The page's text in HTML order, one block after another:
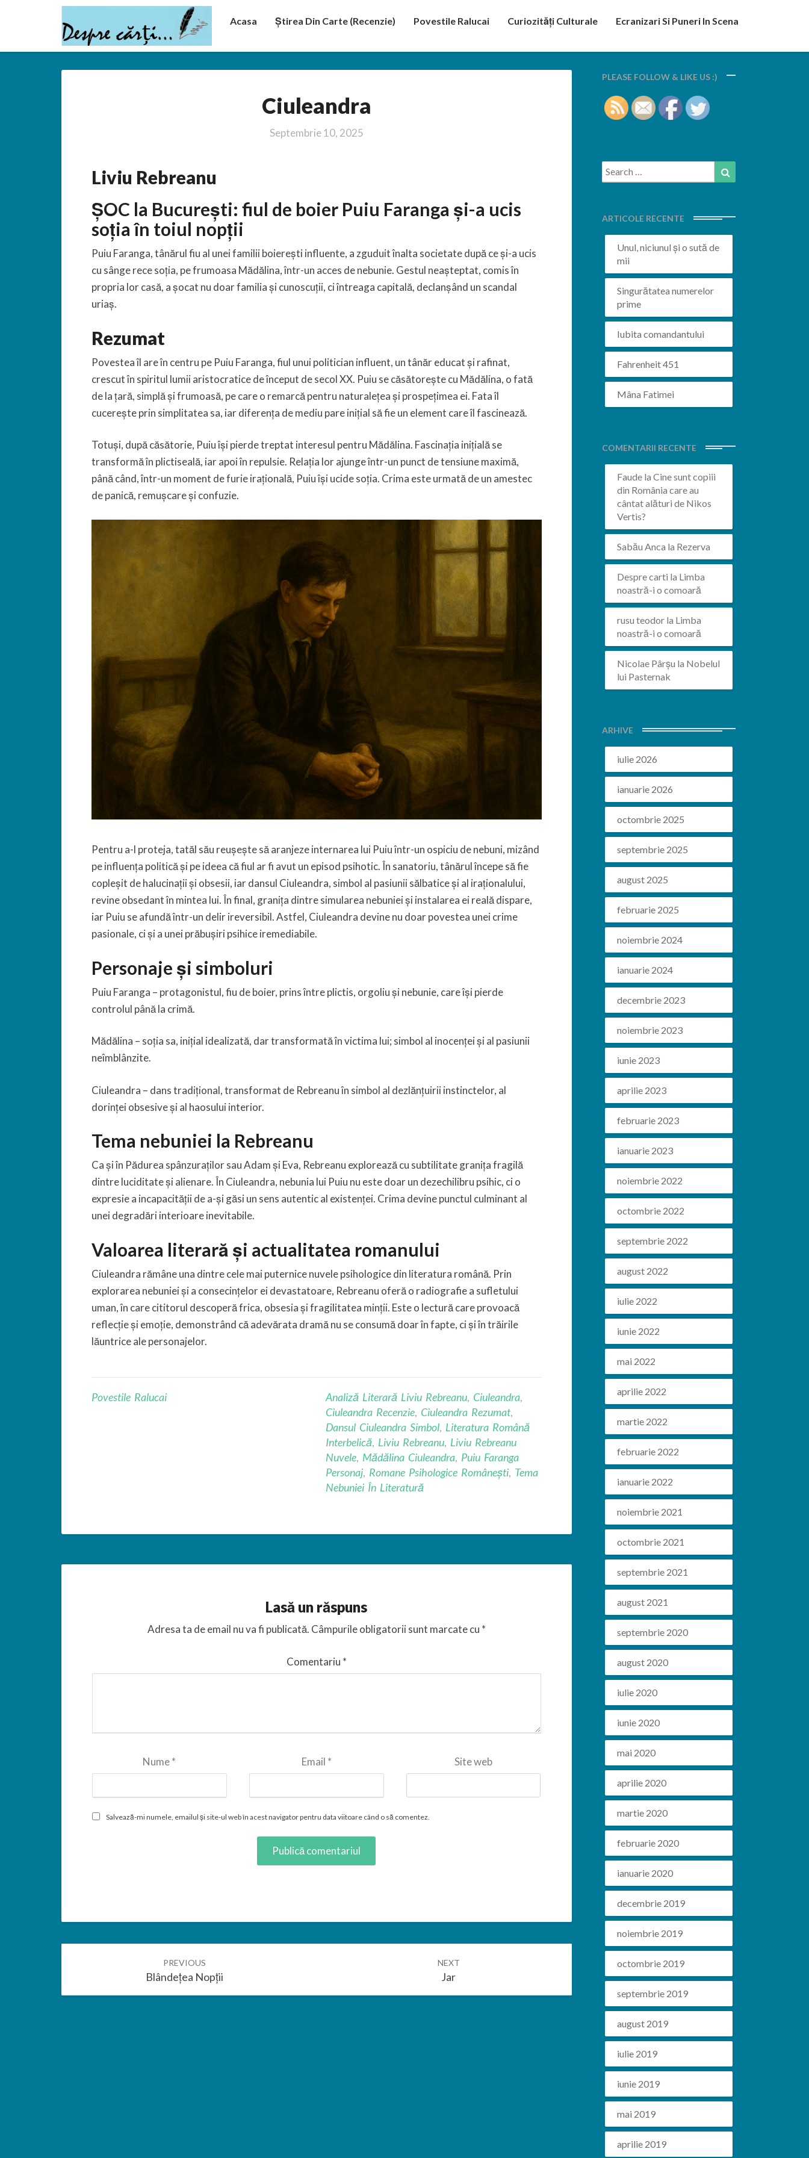
Acasa Știrea Din Carte (recenzie) Povestile Ralucai Curiozități Culturale Ecranizari Si Puneri In Scena
Ciuleandra
Septembrie 10, 2025
Liviu Rebreanu
ȘOC la București: fiul de boier Puiu Faranga și-a ucis
soția în toiul nopții
Puiu Faranga, tânărul fiu al unei familii boierești influente, a zguduit înalta societate după ce și-a ucis
cu sânge rece soția, pe frumoasa Mădălina, într-un acces de nebunie. Gestul neașteptat, comis în
propria lor casă, a șocat nu doar familia și cunoscuții, ci întreaga capitală, declanșând un scandal
uriaș.
Rezumat
Povestea îl are în centru pe Puiu Faranga, fiul unui politician influent, un tânăr educat și rafinat,
crescut în spiritul lumii aristocratice de început de secol XX. Puiu se căsătorește cu Mădălina, o fată
de la țară, simplă și frumoasă, pe care o remarcă pentru naturalețea și prospețimea ei. Fata îl
cucerește prin simplitatea sa, iar diferența de mediu pare inițial să fie un element care îl fascinează.
Totuși, după căsătorie, Puiu își pierde treptat interesul pentru Mădălina. Fascinația inițială se
transformă în plictiseală, iar apoi în repulsie. Relația lor ajunge într-un punct de tensiune maximă,
până când, într-un moment de furie irațională, Puiu își ucide soția. Crima este urmată de un amestec
de panică, remușcare și confuzie.
Pentru a-l proteja, tatăl său reușește să aranjeze internarea lui Puiu într-un ospiciu de nebuni, mizând
pe influența politică și pe ideea că fiul ar fi avut un episod psihotic. În sanatoriu, tânărul începe să fie
copleșit de halucinații și obsesii, iar dansul Ciuleandra, simbol al pasiunii sălbatice și al iraționalului,
revine obsedant în mintea lui. În final, granița dintre simularea nebuniei și instalarea ei reală dispare,
iar Puiu se afundă într-un delir ireversibil. Astfel, Ciuleandra devine nu doar povestea unei crime
pasionale, ci și a unei prăbușiri psihice iremediabile.
Personaje și simboluri
Puiu Faranga – protagonistul, fiu de boier, prins între plictis, orgoliu și nebunie, care își pierde
controlul până la crimă.
Mădălina – soția sa, inițial idealizată, dar transformată în victima lui; simbol al inocenței și al pasiunii
neîmblânzite.
Ciuleandra – dans tradițional, transformat de Rebreanu în simbol al dezlănțuirii instinctelor, al
dorinței obsesive și al haosului interior.
Tema nebuniei la Rebreanu
Ca și în Pădurea spânzuraților sau Adam și Eva, Rebreanu explorează cu subtilitate granița fragilă
dintre luciditate și alienare. În Ciuleandra, nebunia lui Puiu nu este doar un dezechilibru psihic, ci o
expresie a incapacității de a-și găsi un sens autentic al existenței. Crima devine punctul culminant al
unei degradări interioare inevitabile.
Valoarea literară și actualitatea romanului
Ciuleandra rămâne una dintre cele mai puternice nuvele psihologice din literatura română. Prin
explorarea nebuniei și a consecințelor ei devastatoare, Rebreanu oferă o radiografie a sufletului
uman, în care cititorul descoperă frica, obsesia și fragilitatea minții. Este o lectură care provoacă
reflecție și emoție, demonstrând că adevărata dramă nu se consumă doar în fapte, ci și în trăirile
lăuntrice ale personajelor.
Povestile Ralucai Analiză Literară Liviu Rebreanu, Ciuleandra,
Ciuleandra Recenzie, Ciuleandra Rezumat,
Dansul Ciuleandra Simbol, Literatura Română
Interbelică, Liviu Rebreanu, Liviu Rebreanu
Nuvele, Mădălina Ciuleandra, Puiu Faranga
Personaj, Romane Psihologice Românești, Tema
Nebuniei În Literatură
Lasă un răspuns
Adresa ta de email nu va fi publicată. Câmpurile obligatorii sunt marcate cu *
Comentariu *
Nume* Email * Site web
Salvează-mi numele, emailul și site-ul web în acest navigator pentru data viitoare când o să comentez.
navigation
PREVIOUS
Blândețea Nopții
NEXT
Jar
PLEASE FOLLOW & LIKE US :)
Search
for:
ARTICOLE RECENTE
Unul, niciunul și o sută de
mii
Singurătatea numerelor
prime
Iubita comandantului
Fahrenheit 451
Mâna Fatimei
COMENTARII RECENTE
Faudela Cine sunt copiii
din România care au
cântat alături de Nikos
Vertis?
Sabău Anca la Rezerva
Despre carti la Limba
noastră-i o comoară
rusu teodorla Limba
noastră-i o comoară
Nicolae Pârșu la Nobelul
lui Pasternak
ARHIVE
iulie 2026
ianuarie 2026
octombrie 2025
septembrie 2025
august 2025
februarie 2025
noiembrie 2024
ianuarie 2024
decembrie 2023
noiembrie 2023
iunie 2023
aprilie 2023
februarie 2023
ianuarie 2023
noiembrie 2022
octombrie 2022
septembrie 2022
august 2022
iulie 2022
iunie 2022
mai 2022
aprilie 2022
martie 2022
februarie 2022
ianuarie 2022
noiembrie 2021
octombrie 2021
septembrie 2021
august 2021
septembrie 2020
august 2020
iulie 2020
iunie 2020
mai 2020
aprilie 2020
martie 2020
februarie 2020
ianuarie 2020
decembrie 2019
noiembrie 2019
octombrie 2019
septembrie 2019
august 2019
iulie 2019
iunie 2019
mai 2019
aprilie 2019